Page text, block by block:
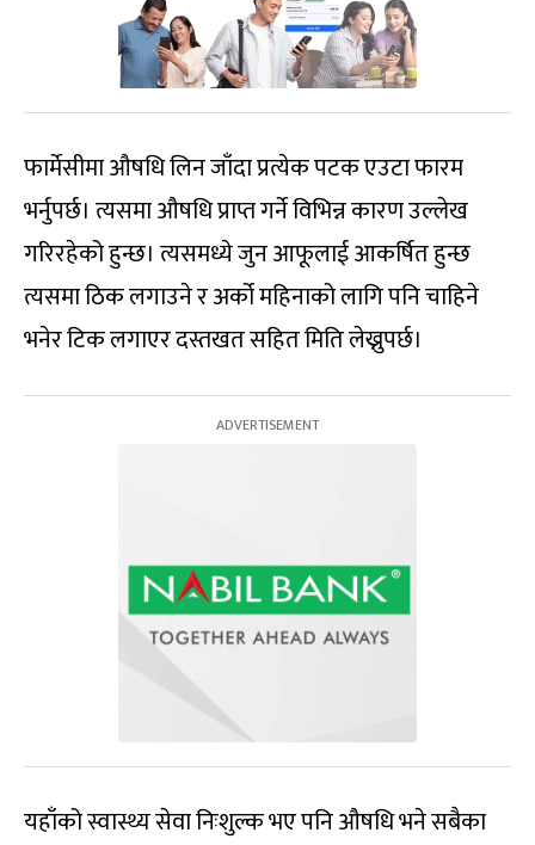
फार्मेसीमा औषधि लिन जाँदा प्रत्येक पटक एउटा फारम
भर्नुपर्छ। त्यसमा औषधि प्राप्त गर्ने विभिन्न कारण उल्लेख
गरिरहेको हुन्छ। त्यसमध्ये जुन आफूलाई आकर्षित हुन्छ
त्यसमा ठिक लगाउने र अर्को महिनाको लागि पनि चाहिने
भनेर टिक लगाएर दस्तखत सहित मिति लेख्नुपर्छ।
यहाँको स्वास्थ्य सेवा निःशुल्क भए पनि औषधि भने सबैका